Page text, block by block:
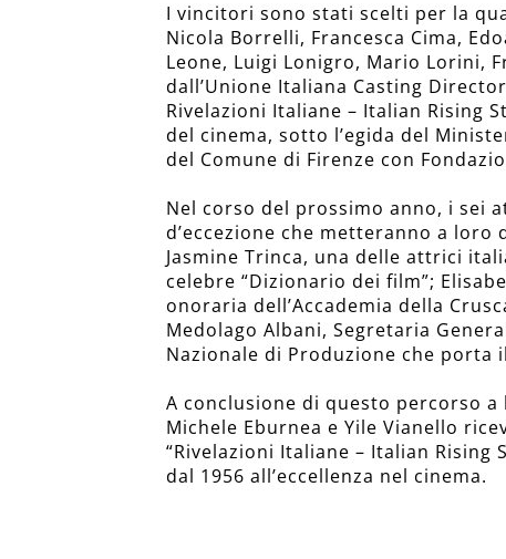
I vincitori sono stati scelti per la
Nicola Borrelli, Francesca Cima,
Leone, Luigi Lonigro, Mario Lorini,
dall’Unione Italiana Casting
Rivelazioni Italiane – Italian Rising
del cinema, sotto l’egida del
del Comune di Firenze con
Nel corso del prossimo anno, i sei
d’eccezione che metteranno a
Jasmine Trinca, una delle attrici
celebre “Dizionario dei film”;
onoraria dell’Accademia della
Medolago Albani, Segretaria
Nazionale di Produzione che porta
A conclusione di questo percorso
Michele Eburnea e Yile Vianello
“Rivelazioni Italiane – Italian
dal 1956 all’eccellenza nel cinema.